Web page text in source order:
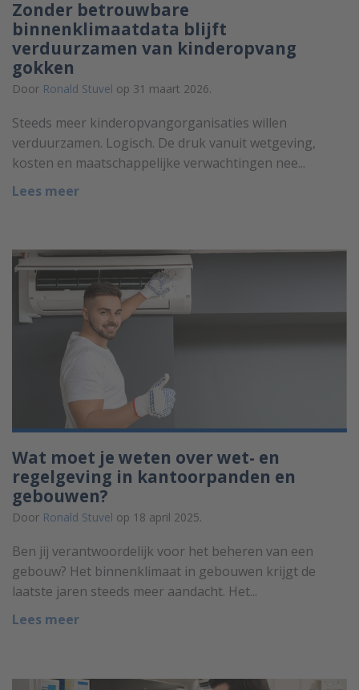
Zonder betrouwbare
binnenklimaatdata blijft
verduurzamen van kinderopvang
gokken
Door Ronald Stuvel op 31 maart 2026.
Steeds meer kinderopvangorganisaties willen
verduurzamen. Logisch. De druk vanuit wetgeving,
kosten en maatschappelijke verwachtingen nee...
Lees meer
Wat moet je weten over wet- en
regelgeving in kantoorpanden en
gebouwen?
Door Ronald Stuvel op 18 april 2025.
Ben jij verantwoordelijk voor het beheren van een
gebouw? Het binnenklimaat in gebouwen krijgt de
laatste jaren steeds meer aandacht. Het...
Lees meer